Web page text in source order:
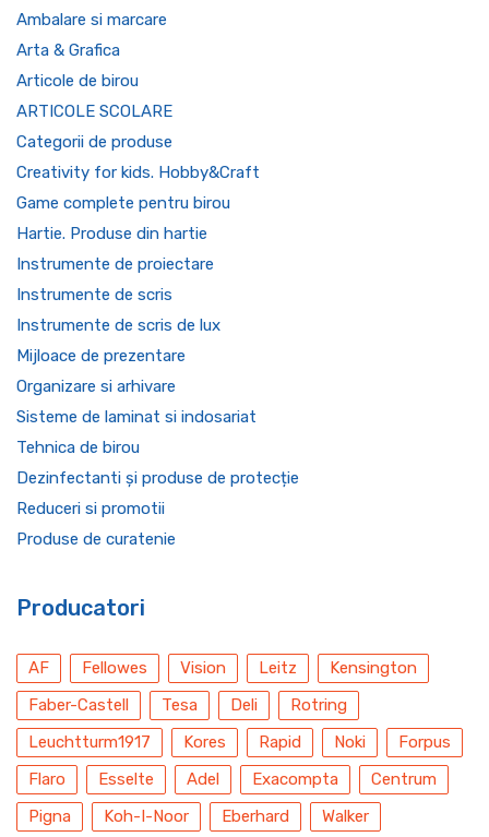
Ambalare si marcare
Arta & Grafica
Articole de birou
ARTICOLE SCOLARE
Categorii de produse
Creativity for kids. Hobby&Craft
Game complete pentru birou
Hartie. Produse din hartie
Instrumente de proiectare
Instrumente de scris
Instrumente de scris de lux
Mijloace de prezentare
Organizare si arhivare
Sisteme de laminat si indosariat
Tehnica de birou
Dezinfectanti și produse de protecție
Reduceri si promotii
Produse de curatenie
Producatori
AF Fellowes Vision Leitz
Kensington
Faber-Castell
Tesa Deli
Rotring
Leuchtturm1917
Kores Rapid Noki
Forpus
Flaro
Esselte Adel Exacompta
Centrum
Pigna
Koh-I-Noor Eberhard Walker